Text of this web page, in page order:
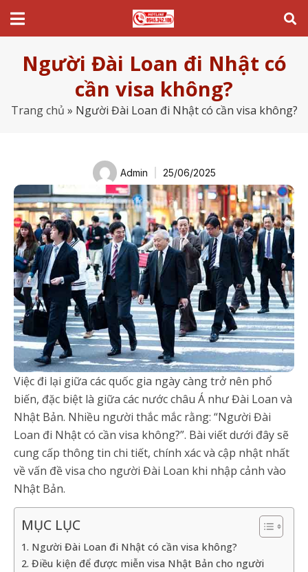
Người Đài Loan đi Nhật có
cần visa không?
Trang chủ » Người Đài Loan đi Nhật có cần visa không?
Admin 25/06/2025
Việc đi lại giữa các quốc gia ngày càng trở nên phổ
biến, đặc biệt là giữa các nước châu Á như Đài Loan và
Nhật Bản. Nhiều người thắc mắc rằng: “Người Đài
Loan đi Nhật có cần visa không?”. Bài viết dưới đây sẽ
cung cấp thông tin chi tiết, chính xác và cập nhật nhất
về vấn đề visa cho người Đài Loan khi nhập cảnh vào
Nhật Bản.
MỤC LỤC
1. Người Đài Loan đi Nhật có cần visa không?
2. Điều kiện để được miễn visa Nhật Bản cho người